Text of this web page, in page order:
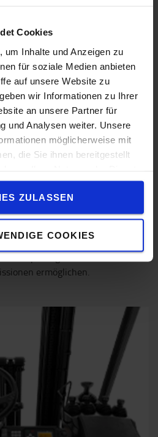
Cookies
um Inhalte und Anzeigen zu
für soziale Medien anbieten
auf unsere Website zu
wir Informationen zu Ihrer
an unsere Partner für
und Analysen weiter. Unsere
möglicherweise mit
die Sie ihnen bereitgestellt
ZULASSEN
COOKIES
Energiepakete
intelligenten Energiepaketen,
Lithium-Ionen-
und eine
ermöglichen.